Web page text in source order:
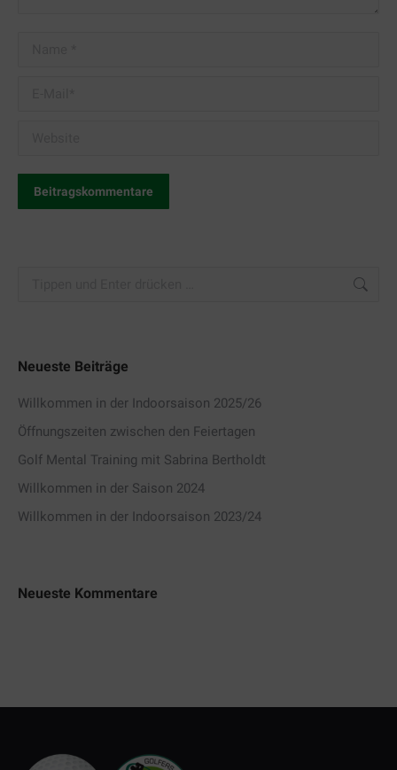
Beitragskommentare
Neueste Beiträge
Willkommen in der Indoorsaison 2025/26
Öffnungszeiten zwischen den Feiertagen
Golf Mental Training mit Sabrina Bertholdt
Willkommen in der Saison 2024
Willkommen in der Indoorsaison 2023/24
Neueste Kommentare